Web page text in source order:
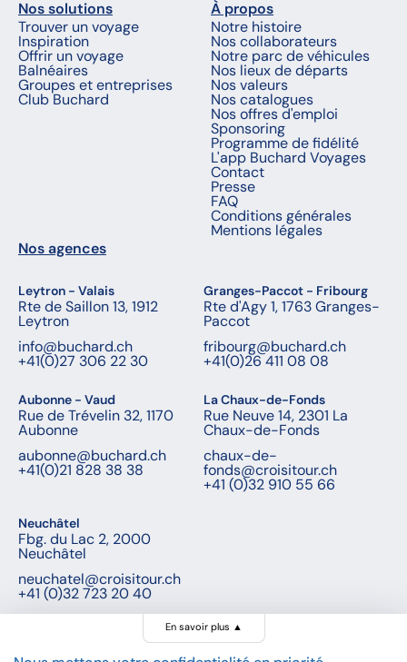
Nos solutions
Trouver un voyage
Inspiration
Offrir un voyage
Balnéaires
Groupes et entreprises
Club Buchard
À propos
Notre histoire
Nos collaborateurs
Notre parc de véhicules
Nos lieux de départs
Nos valeurs
Nos catalogues
Nos offres d'emploi
Sponsoring
Programme de fidélité
L'app Buchard Voyages
Contact
Presse
FAQ
Conditions générales
Mentions légales
Nos agences
Leytron - Valais
Rte de Saillon 13, 1912
Leytron
info@buchard.ch
+41(0)27 306 22 30
Granges-Paccot - Fribourg
Rte d'Agy 1, 1763 Granges-
Paccot
fribourg@buchard.ch
+41(0)26 411 08 08
Aubonne - Vaud
Rue de Trévelin 32, 1170
Aubonne
aubonne@buchard.ch
+41(0)21 828 38 38
La Chaux-de-Fonds
Rue Neuve 14, 2301 La
Chaux-de-Fonds
chaux-de-
fonds@croisitour.ch
+41 (0)32 910 55 66
Neuchâtel
Fbg. du Lac 2, 2000
Neuchâtel
neuchatel@croisitour.ch
+41 (0)32 723 20 40
En savoir plus ▲